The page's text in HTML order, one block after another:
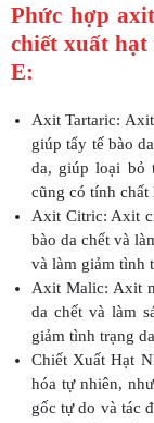
Phức hợp
chiết xuất
E:
Axit Tartaric:
giúp tẩy tế bào
da, giúp loại bỏ
cũng có tính chất
Axit Citric: Axit
bào da chết và
và làm giảm tình
Axit Malic: Axit
da chết và làm
giảm tình trạng
Chiết Xuất Hạt
hóa tự nhiên,
gốc tự do và tác